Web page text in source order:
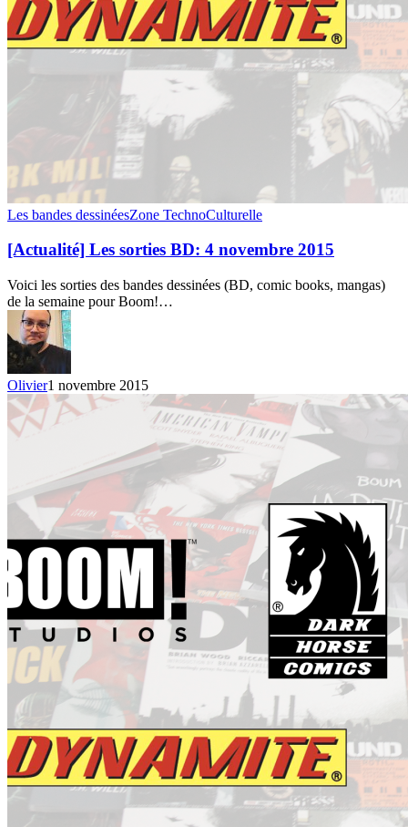
[Actualité]
sorties
BD:
4
novembre
2015
Les bandes dessinéesZone TechnoCulturelle
[Actualité] Les sorties BD: 4 novembre 2015
Voici les sorties des bandes dessinées (BD, comic books, mangas)
de la semaine pour Boom!…
Olivier1 novembre 2015